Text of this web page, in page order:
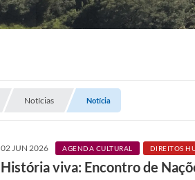
Notícias Notícia
02 JUN 2026 AGENDA CULTURAL DIREITOS
História viva: Encontro de